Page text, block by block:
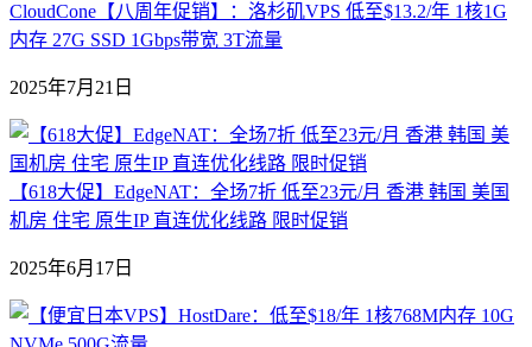
CloudCone【八周年促销】：洛杉矶VPS 低至$13.2/年 1核1G
内存 27G SSD 1Gbps带宽 3T流量
2025年7月21日
【618大促】EdgeNAT：全场7折 低至23元/月 香港 韩国 美国
机房 住宅 原生IP 直连优化线路 限时促销
2025年6月17日